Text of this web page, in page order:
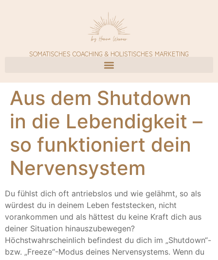
SOMATISCHES COACHING & HOLISTISCHES MARKETING
Aus dem Shutdown
in die Lebendigkeit –
so funktioniert dein
Nervensystem
Du fühlst dich oft antriebslos und wie gelähmt, so als
würdest du in deinem Leben feststecken, nicht
vorankommen und als hättest du keine Kraft dich aus
deiner Situation hinauszubewegen?
Höchstwahrscheinlich befindest du dich im „Shutdown“-
bzw. „Freeze“-Modus deines Nervensystems. Wenn du